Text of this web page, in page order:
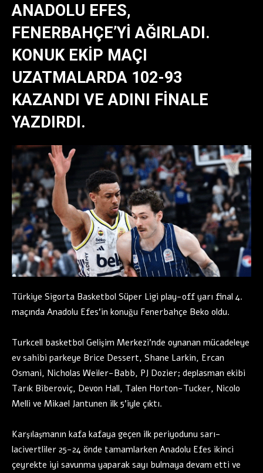
ANADOLU EFES,
FENERBAHÇE’YI AĞIRLADI.
KONUK EKIP MAÇI
UZATMALARDA 102-93
KAZANDI VE ADINI FINALE
YAZDIRDI.
Türkiye Sigorta Basketbol Süper Ligi play-off yarı final 4.
maçında Anadolu Efes’in konuğu Fenerbahçe Beko oldu.
Turkcell basketbol Gelişim Merkezi’nde oynanan mücadeleye
ev sahibi parkeye Brice Dessert, Shane Larkin, Ercan
Osmani, Nicholas Weiler-Babb, PJ Dozier; deplasman ekibi
Tarık Biberoviç, Devon Hall, Talen Horton-Tucker, Nicolo
Melli ve Mikael Jantunen ilk 5’iyle çıktı.
Karşılaşmanın kafa kafaya geçen ilk periyodunu sarı-
lacivertliler 25-24 önde tamamlarken Anadolu Efes ikinci
çeyrekte iyi savunma yaparak sayı bulmaya devam etti ve